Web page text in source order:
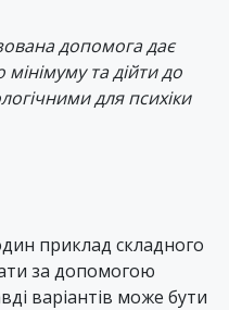
допомога дає
та дійти до
для психіки
приклад складного
за допомогою
варіантів може бути